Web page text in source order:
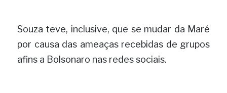
Souza teve, inclusive, que se mudar da Maré
por causa das ameaças recebidas de grupos
afins a Bolsonaro nas redes sociais.